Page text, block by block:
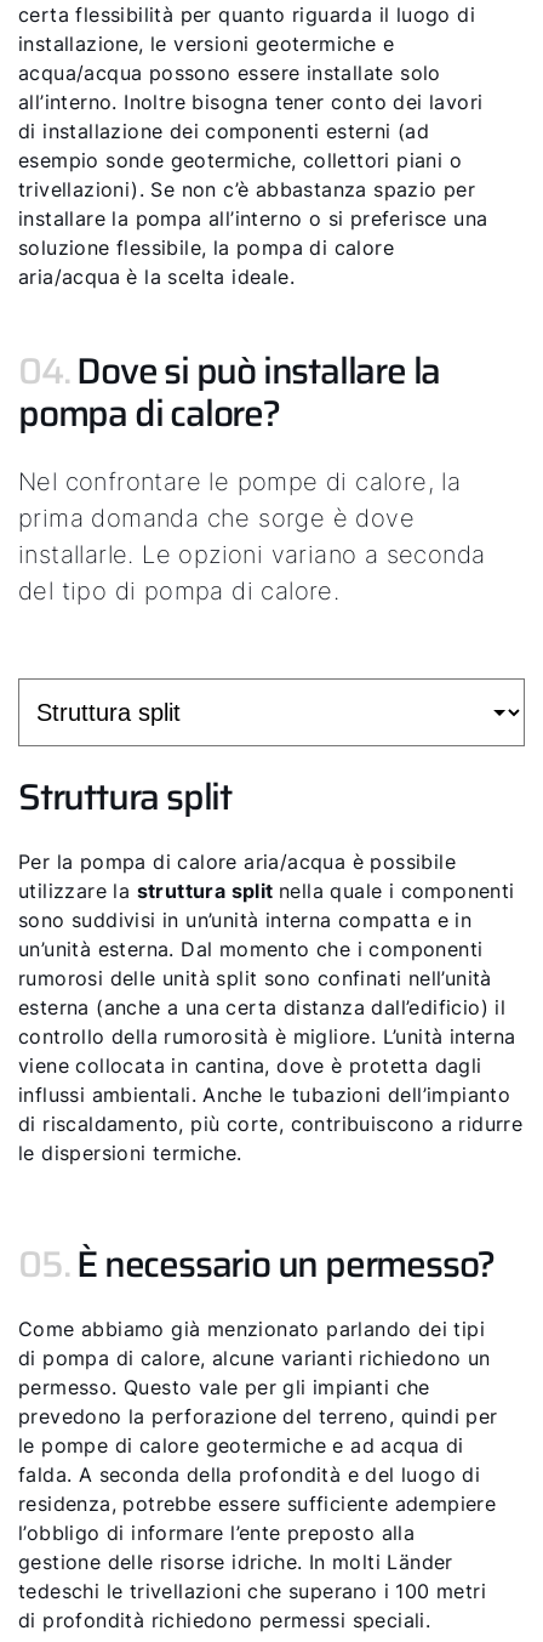
certa flessibilità per quanto riguarda il luogo di
installazione, le versioni geotermiche e
acqua/acqua possono essere installate solo
all’interno. Inoltre bisogna tener conto dei lavori
di installazione dei componenti esterni (ad
esempio sonde geotermiche, collettori piani o
trivellazioni). Se non c’è abbastanza spazio per
installare la pompa all’interno o si preferisce una
soluzione flessibile, la pompa di calore
aria/acqua è la scelta ideale.
04.Dove si può installare la
pompa di calore?
Nel confrontare le pompe di calore, la
prima domanda che sorge è dove
installarle. Le opzioni variano a seconda
del tipo di pompa di calore.
Struttura split
Per la pompa di calore aria/acqua è possibile
utilizzare la struttura split nella quale i componenti
sono suddivisi in un’unità interna compatta e in
un’unità esterna. Dal momento che i componenti
rumorosi delle unità split sono confinati nell’unità
esterna (anche a una certa distanza dall’edificio) il
controllo della rumorosità è migliore. L’unità interna
viene collocata in cantina, dove è protetta dagli
influssi ambientali. Anche le tubazioni dell’impianto
di riscaldamento, più corte, contribuiscono a ridurre
le dispersioni termiche.
05.È necessario un permesso?
Come abbiamo già menzionato parlando dei tipi
di pompa di calore, alcune varianti richiedono un
permesso. Questo vale per gli impianti che
prevedono la perforazione del terreno, quindi per
le pompe di calore geotermiche e ad acqua di
falda. A seconda della profondità e del luogo di
residenza, potrebbe essere sufficiente adempiere
l’obbligo di informare l’ente preposto alla
gestione delle risorse idriche. In molti Länder
tedeschi le trivellazioni che superano i 100 metri
di profondità richiedono permessi speciali.